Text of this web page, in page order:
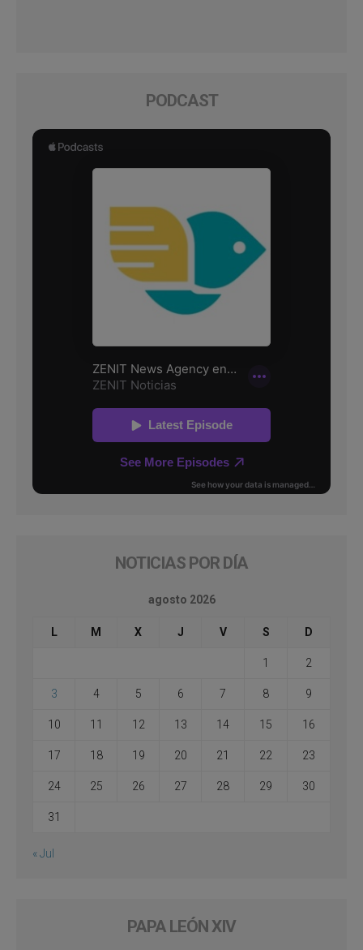
PODCAST
NOTICIAS POR DÍA
agosto 2026
L M X J V S D
1 2
3 4 5 6 7 8 9
10 11 12 13 14 15 16
17 18 19 20 21 22 23
24 25 26 27 28 29 30
31
« Jul
PAPA LEÓN XIV